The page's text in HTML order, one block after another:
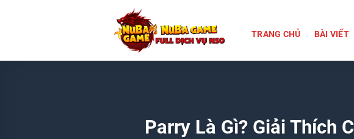
TRANG CHỦ BÀI VIẾT
Parry Là Gì? Giải Thích